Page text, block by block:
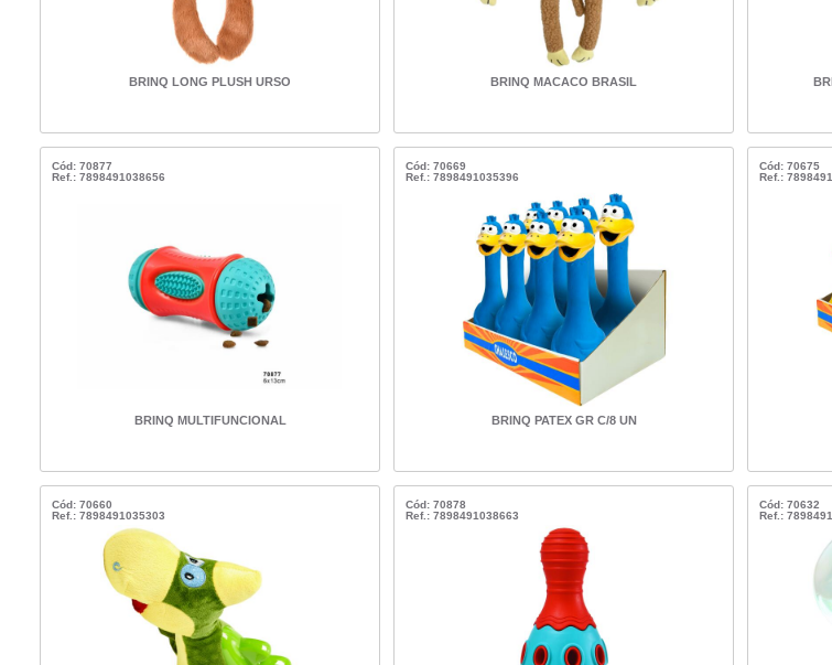
BRINQ LONG PLUSH URSO BRINQ MACACO BRASIL
Cód: 70877
Ref.: 7898491038656
BRINQ MULTIFUNCIONAL
Cód: 70669
Ref.: 7898491035396
BRINQ PATEX GR C/8 UN
Cód: 70675
Ref.:
Cód: 70660
Ref.: 7898491035303
Cód: 70878
Ref.: 7898491038663
Cód: 70632
Ref.: